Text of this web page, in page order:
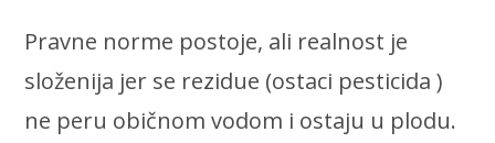
Pravne norme postoje, ali realnost je
složenija jer se rezidue (ostaci pesticida )
ne peru običnom vodom i ostaju u plodu.